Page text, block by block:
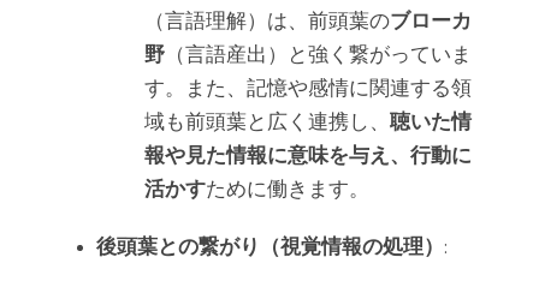
（言語理解）は、前頭葉のブローカ
野 （言語産出）と強く繋がっていま
す。また、記憶や感情に関連する領
域も前頭葉と広く連携し、 聴いた情
報や見た情報に意味を与え、行動に
活かすために働きます。
後頭葉との繋がり（視覚情報の処理） :